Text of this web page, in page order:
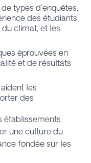
types d'enquêtes,
des étudiants,
climat, et les
éprouvées en
et de résultats
les
des
établissements
une culture du
fondée sur les